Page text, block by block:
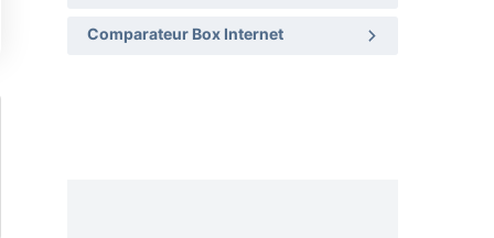
Comparateur Box Internet